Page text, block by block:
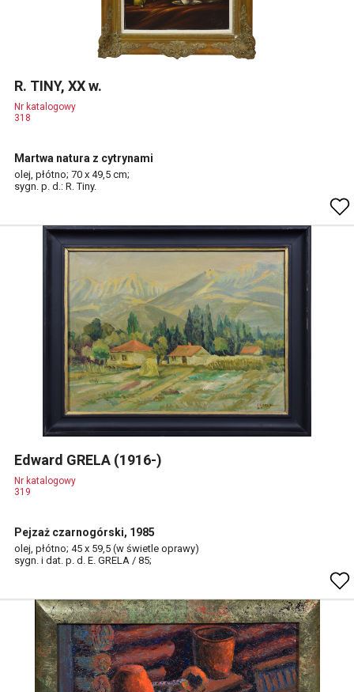
R. TINY, XX w.
Nr katalogowy
318
Martwa natura z cytrynami
olej, płótno; 70 x 49,5 cm;
sygn. p. d.: R. Tiny.
Edward GRELA (1916-)
Nr katalogowy
319
Pejzaż czarnogórski, 1985
olej, płótno; 45 x 59,5 (w świetle oprawy)
sygn. i dat. p. d. E. GRELA / 85;